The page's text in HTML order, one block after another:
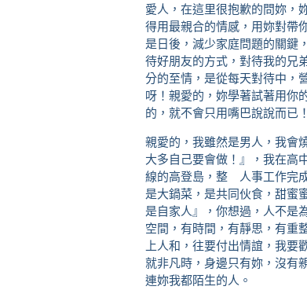
愛人，在這里很抱歉的問妳，
得用最親合的情感，用妳對帶
是日後，減少家庭問題的關鍵
待好朋友的方式，對待我的兄
分的至情，是從每天對待中，
呀！親愛的，妳學著試著用你
的，就不會只用嘴巴說說而已！
親愛的，我雖然是男人，我會
大多自己要會做！』，我在高
線的高登島，整 人事工作完
是大鍋菜，是共同伙食，甜蜜
是自家人』，你想過，人不是
空間，有時間，有靜思，有重
上人和，往要付出情誼，我
就非凡時，身邊只有妳，沒有
連妳我都陌生的人。